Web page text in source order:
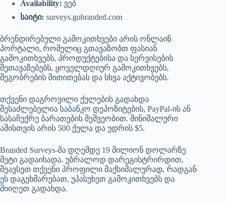
Availability: ვებ
საიტი: surveys.gobranded.com
ბრენდირებული გამოკითხვები არის ონლაინ
პორტალი, რომელიც გთავაზობთ ფასიან
გამოკითხვებს, პროდუქტებისა და სერვისების
შეთავაზებებს, ყოველდღიურ გამოკითხვებს,
მეგობრების მითითებას და სხვა აქტივობებს.
თქვენი დაგროვილი ქულების გადახდა
შესაძლებელია საბანკო დეპოზიტების, PayPal-ის ან
სასაჩუქრე ბარათების მეშვეობით. მინიმალური
ამისთვის არის 500 ქულა და უდრის $5.
Branded Surveys-მა დღემდე 19 მილიონ დოლარზე
მეტი გადაიხადა. უბრალოდ დარეგისტრირდით,
შეავსეთ თქვენი პროფილი მაქსიმალურად, რადგან
ეს დაგეხმარებათ, უპასუხეთ გამოკითხვებს და
მიიღეთ გადახდა.